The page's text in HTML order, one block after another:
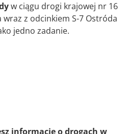
w ciągu drogi krajowej nr 16
wraz z odcinkiem S-7 Ostróda
jedno zadanie.
informacje o drogach w